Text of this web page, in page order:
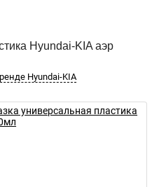
Hyundai-KIA аэр
Hyundai-KIA